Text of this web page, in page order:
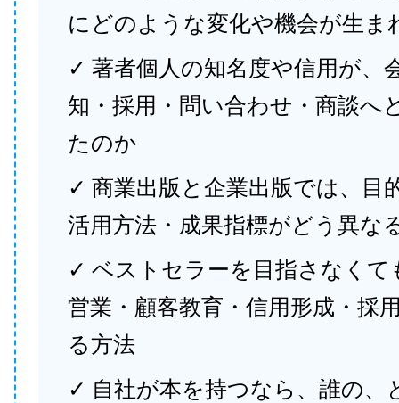
にどのような変化や機会が生ま
✓ 著者個人の知名度や信用が、
知・採用・問い合わせ・商談へ
たのか
✓ 商業出版と企業出版では、目
活用方法・成果指標がどう異な
✓ ベストセラーを目指さなくて
営業・顧客教育・信用形成・採
る方法
✓ 自社が本を持つなら、誰の、